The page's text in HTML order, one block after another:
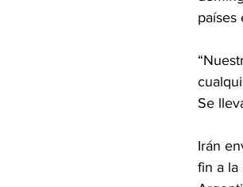
países
Se
Irán
fin a la